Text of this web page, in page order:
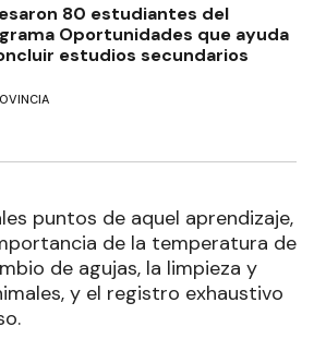
80 estudiantes del
Oportunidades que ayuda
estudios secundarios
puntos de aquel aprendizaje,
de la temperatura de
de agujas, la limpieza y
y el registro exhaustivo